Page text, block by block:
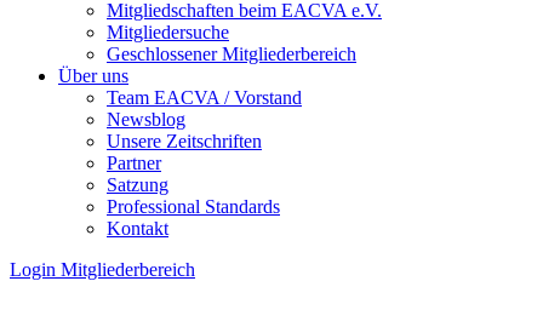
Mitgliedschaften beim EACVA e.V.
Mitgliedersuche
Geschlossener Mitgliederbereich
Über uns
Team EACVA / Vorstand
Newsblog
Unsere Zeitschriften
Partner
Satzung
Professional Standards
Kontakt
Login Mitgliederbereich